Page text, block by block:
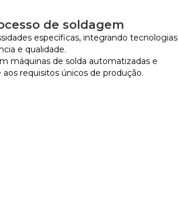
de soldagem
específicas, integrando tecnologias
e qualidade.
máquinas de solda automatizadas e
requisitos únicos de produção.